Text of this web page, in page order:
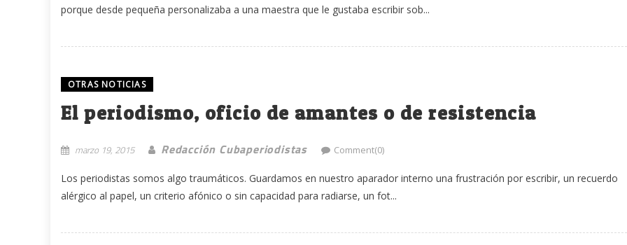
porque desde pequeña personalizaba a una maestra que le gustaba escribir sob...
OTRAS NOTICIAS
El periodismo, oficio de amantes o de resistencia
marzo 19, 2015 Redacción Cubaperiodistas Comment(0)
Los periodistas somos algo traumáticos. Guardamos en nuestro aparador interno una frustración por escribir, un recuerdo
alérgico al papel, un criterio afónico o sin capacidad para radiarse, un fot...